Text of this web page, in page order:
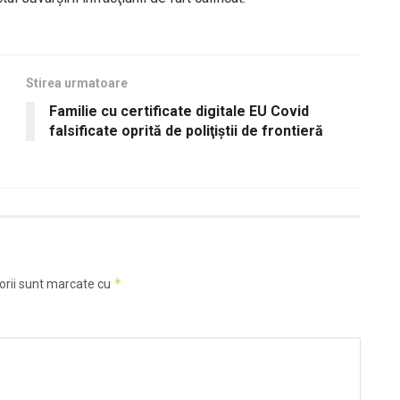
Stirea urmatoare
Familie cu certificate digitale EU Covid
falsificate oprită de poliţiştii de frontieră
sunt marcate cu *